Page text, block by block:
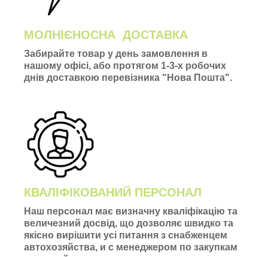
МОЛНІЄНОСНА ДОСТАВКА
Забирайте товар у день замовлення в
нашому офісі, або протягом 1-3-х робочих
днів доставкою перевізника "Нова Пошта".
КВАЛІФІКОВАНИЙ ПЕРСОНАЛ
Наш персонал має визначну кваліфікацію та
величезний досвід, що дозволяє швидко та
якісно вирішити усі питання з снабженцем
автохозяйства, и с менеджером по закупкам